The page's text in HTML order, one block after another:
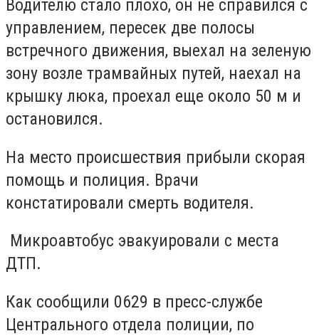
Водителю стало плохо, он не справился с
управлением, пересек две полосы
встречного движения, выехал на зеленую
зону возле трамвайных путей, наехал на
крышку люка, проехал еще около 50 м и
остановился.
На место происшествия прибыли скорая
помощь и полиция. Врачи
констатировали смерть водителя.
Микроавтобус эвакуировали с места
ДТП.
Как сообщили 0629 в пресс-службе
Центрального отдела полиции, по